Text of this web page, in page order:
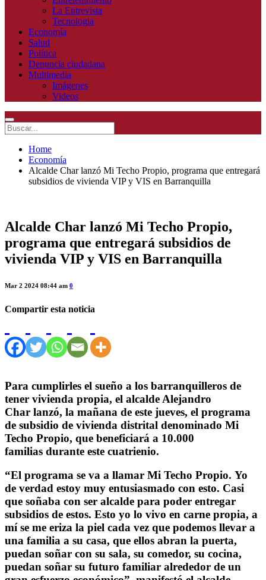
La Entrevista
Tecnologia
Economía
Salud
Política
Denuncia ciudadana
Multimedia
Imágenes
Videos
Home
Economía
Alcalde Char lanzó Mi Techo Propio, programa que entregará
subsidios de vivienda VIP y VIS en Barranquilla
Alcalde Char lanzó Mi Techo Propio,
programa que entregará subsidios de
vivienda VIP y VIS en Barranquilla
Mar 2 2024 08:44 am 0
Compartir esta noticia
Para cumplirles el sueño a los barranquilleros de
tener vivienda propia, el alcalde Alejandro
Char lanzó, la mañana de este jueves, el programa
de subsidio de vivienda distrital denominado Mi
Techo Propio, que beneficiará a 10.000
familias durante este cuatrienio.
“El programa se va a llamar Mi Techo Propio. Yo
de verdad estoy muy entusiasmado con esto. Casi
que soñaba con ser alcalde para poder entregar
subsidios de estos. Esto yo lo vivo en carne propia, a
mí se me eriza la piel cada vez que podemos llevar a
una familia a su casa, que ellos abran la puerta,
puedan soñar con su sala, su comedor, su cocina,
puedan soñar su futuro familiar alrededor de un